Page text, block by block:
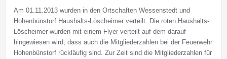
Am 01.11.2013 wurden in den Ortschaften Wessenstedt und
Hohenbünstorf Haushalts-Löscheimer verteilt. Die roten Haushalts-
Löscheimer wurden mit einem Flyer verteilt auf dem darauf
hingewiesen wird, dass auch die Mitgliederzahlen bei der Feuerwehr
Hohenbünstorf rückläufig sind. Zur Zeit sind die Mitgliederzahlen für